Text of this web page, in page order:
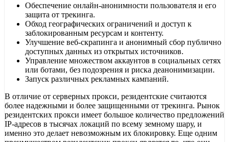
Обеспечение онлайн-анонимности пользователя и его
защита от трекинга.
Обход географических ограничений и доступ к
заблокированным ресурсам и контенту.
Улучшение веб-скрапинга и анонимный сбор публично
доступных данных из открытых источников.
Управление множеством аккаунтов в социальных сетях
или ботами, без подозрения и риска деанонимизации.
Запуск различных рекламных кампаний.
В отличие от серверных прокси, резидентские считаются
более надежными и более защищенными от трекинга. Рынок
резидентских прокси имеет большое количество предложений
IP-адресов в тысячах локаций по всему земному шару, и
именно это делает невозможным их блокировку. Еще одним